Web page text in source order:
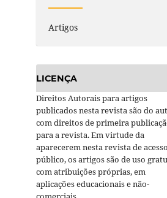
Artigos
LICENÇA
Direitos Autorais para artigos
publicados nesta revista são do
com direitos de primeira
para a revista. Em virtude da
aparecerem nesta revista de
público, os artigos são de uso
com atribuições próprias, em
aplicações educacionais e não-